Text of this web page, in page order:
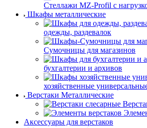
Стеллажи MZ-Profil с
Шкафы металлические
одежды, раздевалок
Сумочницы для магазинов
бухгалтерии и архивов
хозяйственные
Верстаки Металлические
Аксессуары для верстаков